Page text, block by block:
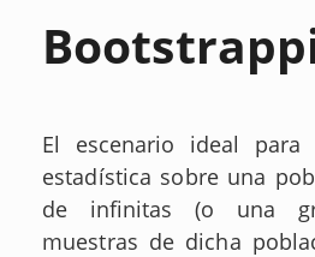
El escenario ideal para
estadística sobre una
de infinitas (o una
muestras de dicha